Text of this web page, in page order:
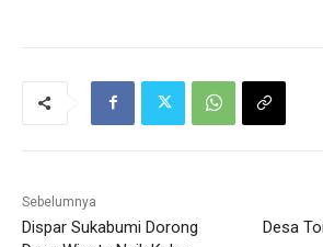
Sebelumnya
Dispar Sukabumi Dorong
Desa